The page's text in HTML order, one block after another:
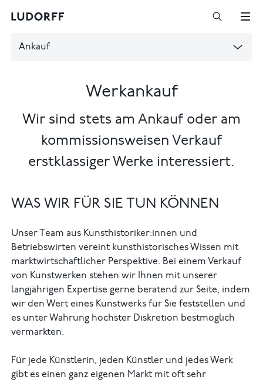
Ankauf
Werkankauf
Wir sind stets am Ankauf oder am
kommissionsweisen Verkauf
erstklassiger Werke interessiert.
WAS WIR FÜR SIE TUN KÖNNEN
Unser Team aus Kunsthistoriker:innen und
Betriebswirten vereint kunsthistorisches Wissen mit
marktwirtschaftlicher Perspektive. Bei einem Verkauf
von Kunstwerken stehen wir Ihnen mit unserer
langjährigen Expertise gerne beratend zur Seite, indem
wir den Wert eines Kunstwerks für Sie feststellen und
es unter Wahrung höchster Diskretion bestmöglich
vermarkten.
Für jede Künstlerin, jeden Künstler und jedes Werk
gibt es einen ganz eigenen Markt mit oft sehr